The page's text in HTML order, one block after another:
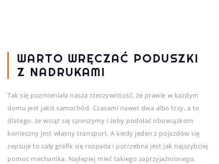
WARTO WRĘCZAĆ PODUSZKI
Z NADRUKAMI
Tak się pozmieniała nasza rzeczywistość, że prawie w każdym
domu jest jakiś samochód. Czasami nawet dwa albo trzy, a to
dlatego, że wciąż się spieszymy i żeby podołać obowiązkom
konieczny jest własny transport. A kiedy jeden z pojazdów się
zepsuje to cały grafik się rozpada i potrzebna jest jak najszybciej
pomoc mechanika. Najlepiej mieć takiego zaprzyjaźnionego,